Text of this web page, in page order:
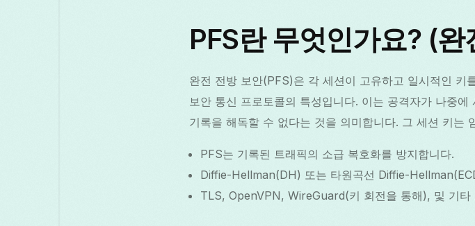
PFS란 무엇인가요? (
완전 전방 보안(PFS)은 각 세션이 고유하고 일시적인
보안 통신 프로토콜의 특성입니다. 이는 공격자가 나중
기록을 해독할 수 없다는 것을 의미합니다. 그 세션 키는
PFS는 기록된 트래픽의 소급 복호화를 방지합니다.
Diffie-Hellman(DH) 또는 타원곡선 Diffie-
TLS, OpenVPN, WireGuard(키 회전을 통해), 및 기타